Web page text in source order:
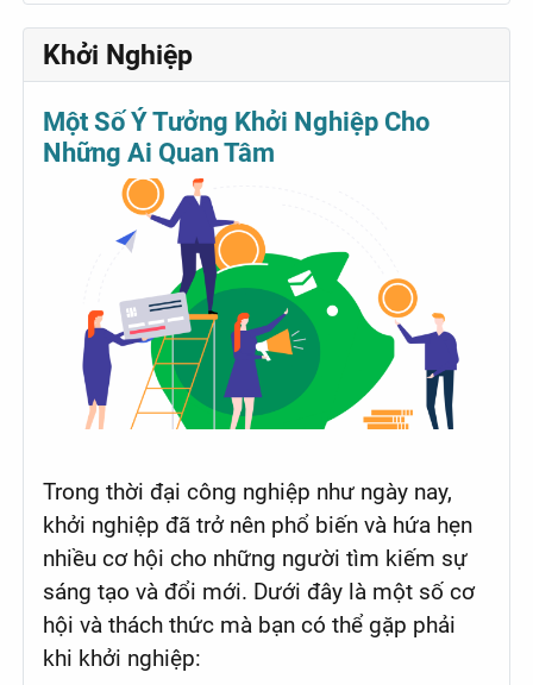
Khởi Nghiệp
Một Số Ý Tưởng Khởi Nghiệp Cho
Những Ai Quan Tâm
Trong thời đại công nghiệp như ngày nay,
khởi nghiệp đã trở nên phổ biến và hứa hẹn
nhiều cơ hội cho những người tìm kiếm sự
sáng tạo và đổi mới. Dưới đây là một số cơ
hội và thách thức mà bạn có thể gặp phải
khi khởi nghiệp: